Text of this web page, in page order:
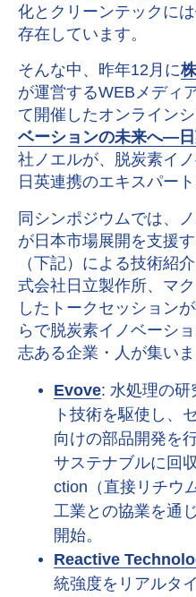
化とクリーンテックに
存在しています。
そんな中、昨年12月に
が運営するWEBメディ
て開催したオンライン
ベーションの未来へ―
社ノエルが、脱炭素イ
日英連携のエキスパー
同シンポジウムでは、
が日本市場展開を支援
（下記）による技術紹
式会社日立製作所、マ
したトークセッション
らで脱炭素イノベーシ
志ある企業・人が集いま
Evove: 水処理の
ト技術を駆使し、
向けの部品開発を
サステナブルに回
ction（直接リチウ
工業との協業を通
開始。
Reactive
統強度をリアルタ